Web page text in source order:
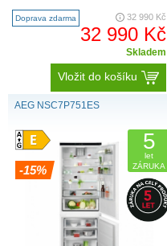
s mrazničkou 8000 Cooling 360°
chrání potravin..
Doprava zdarma 32 990 Kč
32 990 Kč
Skladem
Vložit do košíku
AEG NSC7P751ES
-15%
5
let
ZÁRUKA